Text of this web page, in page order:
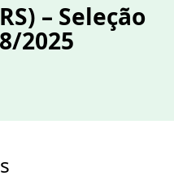
– Seleção
2025